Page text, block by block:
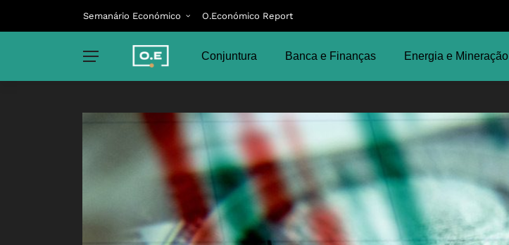
Semanário Económico O.Económico Report
Conjuntura Banca e Finanças Energia e Mineração